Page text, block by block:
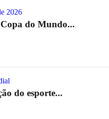
do Mundo...
do esporte...